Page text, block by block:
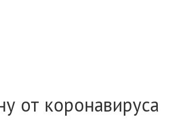
от коронавируса